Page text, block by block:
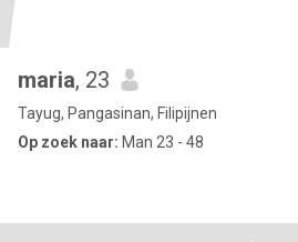
maria, 23
Tayug, Pangasinan, Filipijnen
Op zoek naar: Man 23 - 48